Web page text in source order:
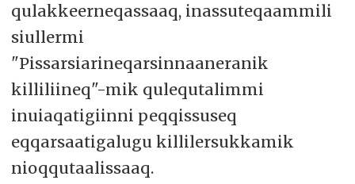
qulakkeerneqassaaq, inassuteqaammili
siullermi
"Pissarsiarineqarsinnaaneranik
killiliineq"-mik qulequtalimmi
inuiaqatigiinni peqqissuseq
eqqarsaatigalugu killilersukkamik
nioqqutaalissaaq.